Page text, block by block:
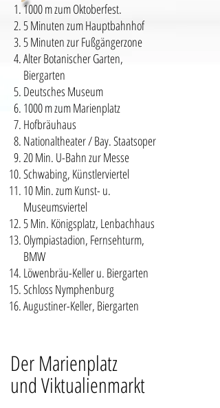
1000 m zum Oktoberfest.
5 Minuten zum Hauptbahnhof
5 Minuten zur Fußgängerzone
Alter Botanischer Garten,
Biergarten
Deutsches Museum
1000 m zum Marienplatz
Hofbräuhaus
Nationaltheater / Bay. Staatsoper
20 Min. U-Bahn zur Messe
Schwabing, Künstlerviertel
10 Min. zum Kunst- u.
Museumsviertel
5 Min. Königsplatz, Lenbachhaus
Olympiastadion, Fernsehturm,
BMW
Löwenbräu-Keller u. Biergarten
Schloss Nymphenburg
Augustiner-Keller, Biergarten
Der Marienplatz
und Viktualienmarkt